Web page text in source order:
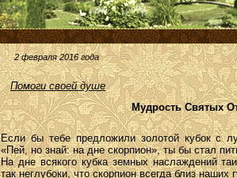
Если бы тебе предложили золотой кубок с
«Пей, но знай: на дне скорпион», ты бы стал
На дне всякого кубка земных наслаждений
так неглубоки, что скорпион всегда близ наших
Мудрость Святых
Помоги своей душе
2 февраля 2016 года